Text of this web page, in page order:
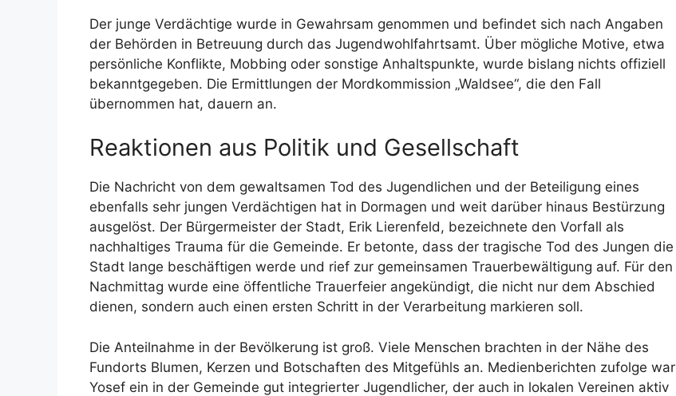
Der junge Verdächtige wurde in Gewahrsam genommen und befindet sich nach Angaben
der Behörden in Betreuung durch das Jugendwohlfahrtsamt. Über mögliche Motive, etwa
persönliche Konflikte, Mobbing oder sonstige Anhaltspunkte, wurde bislang nichts offiziell
bekanntgegeben. Die Ermittlungen der Mordkommission „Waldsee“, die den Fall
übernommen hat, dauern an.
Reaktionen aus Politik und Gesellschaft
Die Nachricht von dem gewaltsamen Tod des Jugendlichen und der Beteiligung eines
ebenfalls sehr jungen Verdächtigen hat in Dormagen und weit darüber hinaus Bestürzung
ausgelöst. Der Bürgermeister der Stadt, Erik Lierenfeld, bezeichnete den Vorfall als
nachhaltiges Trauma für die Gemeinde. Er betonte, dass der tragische Tod des Jungen die
Stadt lange beschäftigen werde und rief zur gemeinsamen Trauerbewältigung auf. Für den
Nachmittag wurde eine öffentliche Trauerfeier angekündigt, die nicht nur dem Abschied
dienen, sondern auch einen ersten Schritt in der Verarbeitung markieren soll.
Die Anteilnahme in der Bevölkerung ist groß. Viele Menschen brachten in der Nähe des
Fundorts Blumen, Kerzen und Botschaften des Mitgefühls an. Medienberichten zufolge war
Yosef ein in der Gemeinde gut integrierter Jugendlicher, der auch in lokalen Vereinen aktiv